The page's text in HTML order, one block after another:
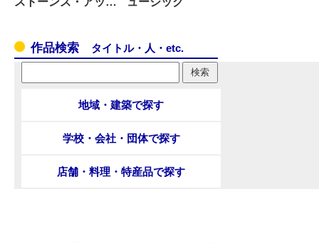
作品検索 タイトル・人・etc.
地域・建築で探す
学校・会社・団体で探す
店舗・料理・特産品で探す